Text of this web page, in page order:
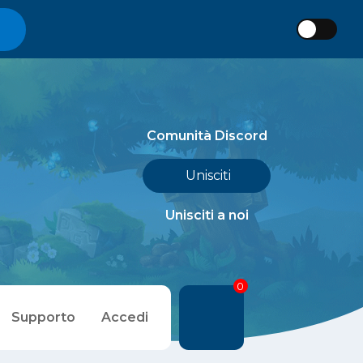
Comunità Discord
Unisciti
Unisciti a noi
Supporto Accedi
0